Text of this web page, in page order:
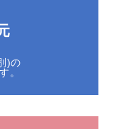
)の
。